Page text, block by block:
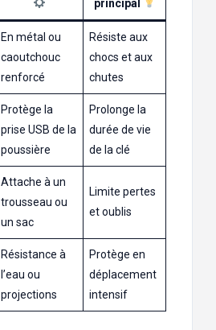
principal
En métal ou
caoutchouc
renforcé
Résiste aux
chocs et aux
chutes
Protège la
prise USB de la
poussière
Prolonge la
durée de vie
de la clé
Attache à un
trousseau ou
un sac
Limite pertes
et oublis
Résistance à
l’eau ou
projections
Protège en
déplacement
intensif